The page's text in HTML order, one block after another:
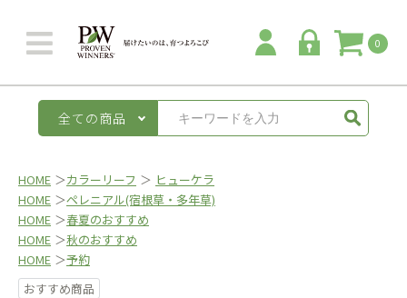
0
全ての商品
HOME ＞カラーリーフ ＞ ヒューケラ
HOME ＞ペレニアル(宿根草・多年草)
HOME ＞春夏のおすすめ
HOME ＞秋のおすすめ
HOME ＞予約
おすすめ商品